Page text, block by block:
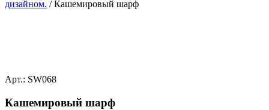
дизайном. / Кашемировый шарф
Арт.: SW068
Кашемировый шарф